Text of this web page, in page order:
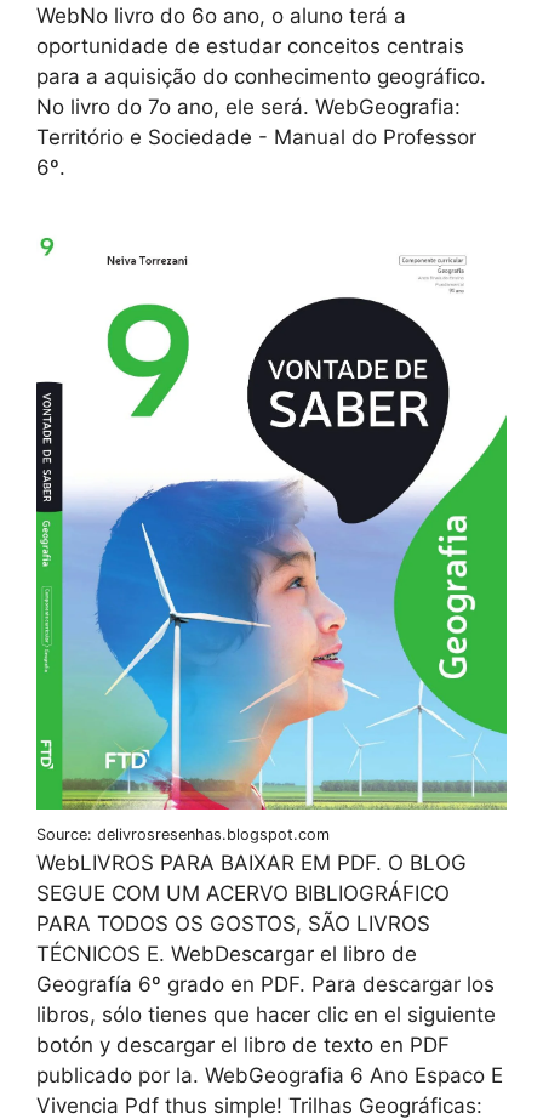
WebNo livro do 6o ano, o aluno terá a
oportunidade de estudar conceitos centrais
para a aquisição do conhecimento geográfico.
No livro do 7o ano, ele será. WebGeografia:
Território e Sociedade - Manual do Professor
6º.
Source: delivrosresenhas.blogspot.com
WebLIVROS PARA BAIXAR EM PDF. O BLOG
SEGUE COM UM ACERVO BIBLIOGRÁFICO
PARA TODOS OS GOSTOS, SÃO LIVROS
TÉCNICOS E. WebDescargar el libro de
Geografía 6º grado en PDF. Para descargar los
libros, sólo tienes que hacer clic en el siguiente
botón y descargar el libro de texto en PDF
publicado por la. WebGeografia 6 Ano Espaco E
Vivencia Pdf thus simple! Trilhas Geográficas: